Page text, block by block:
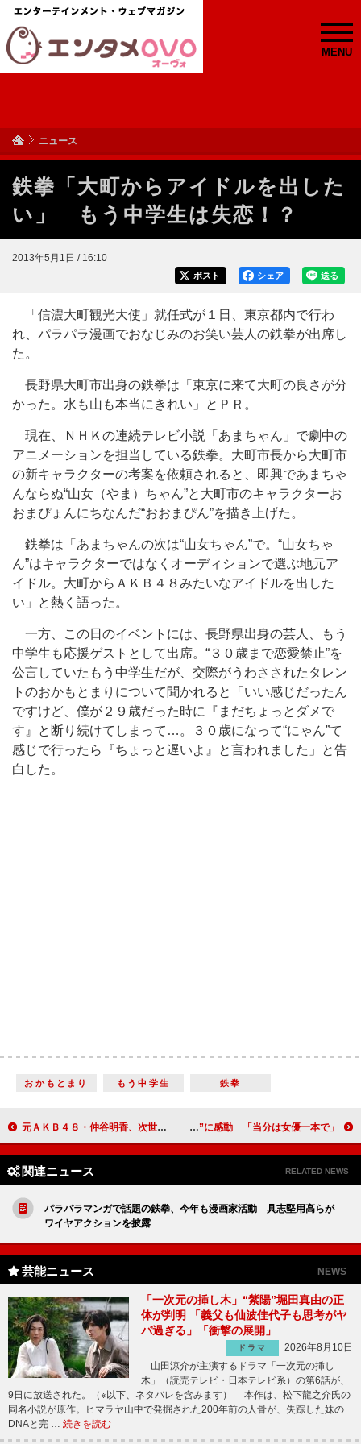
MENU
ニュース
鉄拳「大町からアイドルを出した
い」 もう中学生は失恋！？
2013年5月1日 / 16:10
送る
シェア
ポスト
「信濃大町観光大使」就任式が１日、東京都内で行わ
れ、パラパラ漫画でおなじみのお笑い芸人の鉄拳が出席し
た。
長野県大町市出身の鉄拳は「東京に来て大町の良さが分
かった。水も山も本当にきれい」とＰＲ。
現在、ＮＨＫの連続テレビ小説「あまちゃん」で劇中の
アニメーションを担当している鉄拳。大町市長から大町市
の新キャラクターの考案を依頼されると、即興であまちゃ
んならぬ“山女（やま）ちゃん”と大町市のキャラクターお
おまぴょんにちなんだ“おおまぴん”を描き上げた。
鉄拳は「あまちゃんの次は“山女ちゃん”で。“山女ちゃ
ん”はキャラクターではなくオーディションで選ぶ地元ア
イドル。大町からＡＫＢ４８みたいなアイドルを出した
い」と熱く語った。
一方、この日のイベントには、長野県出身の芸人、もう
中学生も応援ゲストとして出席。“３０歳まで恋愛禁止”を
公言していたもう中学生だが、交際がうわさされたタレン
トのおかもとまりについて聞かれると「いい感じだったん
ですけど、僕が２９歳だった時に『まだちょっとダメで
す』と断り続けてしまって…。３０歳になって“にゃん”て
感じで行ったら『ちょっと遅いよ』と言われました」と告
白した。
おかもとまり もう中学生 鉄拳
元ＡＫＢ４８・仲谷明香、次世代メンバーにエール 自身は「息の長い声優に」 久本雅美“オカン社長”に感動 「当分は女優一本で」
関連ニュース RELATED NEWS
パラパラマンガで話題の鉄拳、今年も漫画家活動 具志堅用高らが
ワイヤアクションを披露
芸能ニュース NEWS
「一次元の挿し木」“紫陽”堀田真由の正
体が判明 「義父も仙波佳代子も思考がヤ
バ過ぎる」「衝撃の展開」
ドラマ
2026年8月10日
山田涼介が主演するドラマ「一次元の挿し
木」（読売テレビ・日本テレビ系）の第6話が、
9日に放送された。（※以下、ネタバレを含みます） 本作は、松下龍之介氏の
同名小説が原作。ヒマラヤ山中で発掘された200年前の人骨が、失踪した妹の
DNAと完 … 続きを読む